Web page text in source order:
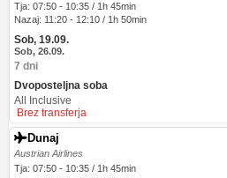
Tja: 07:50 - 10:35 / 1h 45min
Nazaj: 11:20 - 12:10 / 1h 50min
Sob, 19.09.
Sob, 26.09.
7 dni
Dvoposteljna soba
All Inclusive
Brez transferja
Dunaj
Austrian Airlines
Tja: 07:50 - 10:35 / 1h 45min